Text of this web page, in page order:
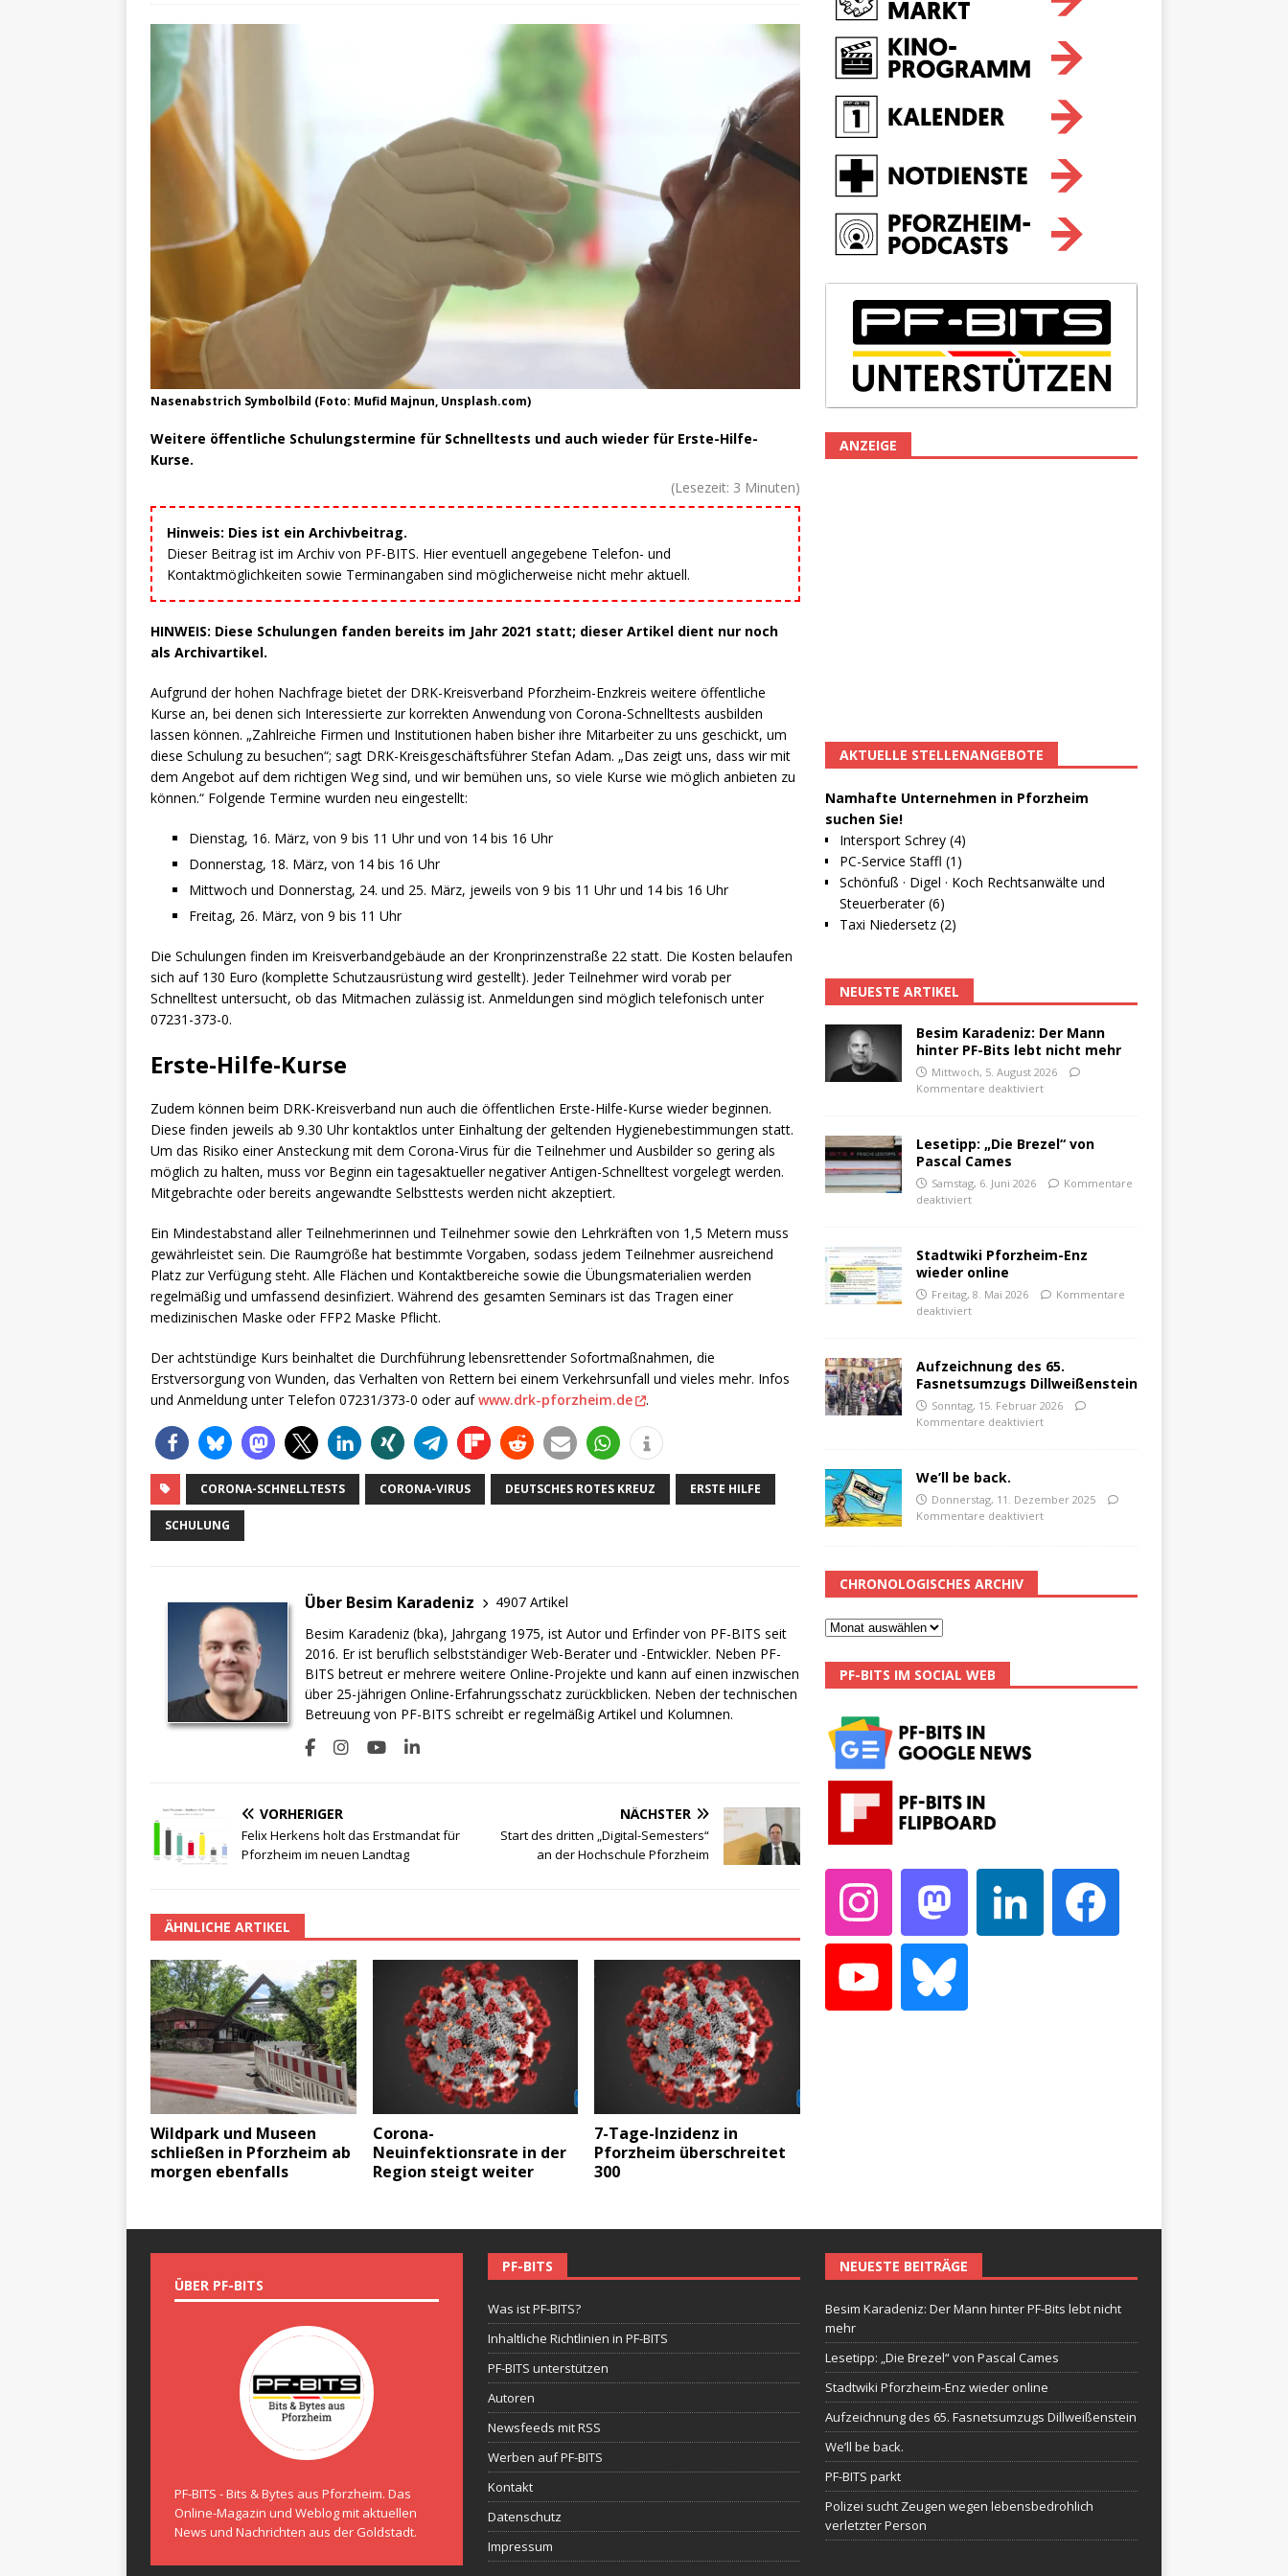
Nasenabstrich Symbolbild (Foto: Mufid Majnun, Unsplash.com)
Weitere öffentliche Schulungstermine für Schnelltests und auch wieder für Erste-Hilfe-
Kurse.
(Lesezeit: 3 Minuten)
Hinweis: Dies ist ein Archivbeitrag.
Dieser Beitrag ist im Archiv von PF-BITS. Hier eventuell angegebene Telefon- und
Kontaktmöglichkeiten sowie Terminangaben sind möglicherweise nicht mehr aktuell.
HINWEIS: Diese Schulungen fanden bereits im Jahr 2021 statt; dieser Artikel dient nur noch
als Archivartikel.
Aufgrund der hohen Nachfrage bietet der DRK-Kreisverband Pforzheim-Enzkreis weitere öffentliche
Kurse an, bei denen sich Interessierte zur korrekten Anwendung von Corona-Schnelltests ausbilden
lassen können. „Zahlreiche Firmen und Institutionen haben bisher ihre Mitarbeiter zu uns geschickt, um
diese Schulung zu besuchen“; sagt DRK-Kreisgeschäftsführer Stefan Adam. „Das zeigt uns, dass wir mit
dem Angebot auf dem richtigen Weg sind, und wir bemühen uns, so viele Kurse wie möglich anbieten zu
können.“ Folgende Termine wurden neu eingestellt:
Dienstag, 16. März, von 9 bis 11 Uhr und von 14 bis 16 Uhr
Donnerstag, 18. März, von 14 bis 16 Uhr
Mittwoch und Donnerstag, 24. und 25. März, jeweils von 9 bis 11 Uhr und 14 bis 16 Uhr
Freitag, 26. März, von 9 bis 11 Uhr
Die Schulungen finden im Kreisverbandgebäude an der Kronprinzenstraße 22 statt. Die Kosten belaufen
sich auf 130 Euro (komplette Schutzausrüstung wird gestellt). Jeder Teilnehmer wird vorab per
Schnelltest untersucht, ob das Mitmachen zulässig ist. Anmeldungen sind möglich telefonisch unter
07231-373-0.
Erste-Hilfe-Kurse
Zudem können beim DRK-Kreisverband nun auch die öffentlichen Erste-Hilfe-Kurse wieder beginnen.
Diese finden jeweils ab 9.30 Uhr kontaktlos unter Einhaltung der geltenden Hygienebestimmungen statt.
Um das Risiko einer Ansteckung mit dem Corona-Virus für die Teilnehmer und Ausbilder so gering als
möglich zu halten, muss vor Beginn ein tagesaktueller negativer Antigen-Schnelltest vorgelegt werden.
Mitgebrachte oder bereits angewandte Selbsttests werden nicht akzeptiert.
Ein Mindestabstand aller Teilnehmerinnen und Teilnehmer sowie den Lehrkräften von 1,5 Metern muss
gewährleistet sein. Die Raumgröße hat bestimmte Vorgaben, sodass jedem Teilnehmer ausreichend
Platz zur Verfügung steht. Alle Flächen und Kontaktbereiche sowie die Übungsmaterialien werden
regelmäßig und umfassend desinfiziert. Während des gesamten Seminars ist das Tragen einer
medizinischen Maske oder FFP2 Maske Pflicht.
Der achtstündige Kurs beinhaltet die Durchführung lebensrettender Sofortmaßnahmen, die
Erstversorgung von Wunden, das Verhalten von Rettern bei einem Verkehrsunfall und vieles mehr. Infos
und Anmeldung unter Telefon 07231/373-0 oder aufwww.drk-pforzheim.de .
CORONA-SCHNELLTESTS CORONA-VIRUS DEUTSCHES ROTES KREUZ ERSTE HILFE
SCHULUNG
Über Besim Karadeniz
4907 Artikel
Besim Karadeniz (bka), Jahrgang 1975, ist Autor und Erfinder von PF-BITS seit
2016. Er ist beruflich selbstständiger Web-Berater und -Entwickler. Neben PF-
BITS betreut er mehrere weitere Online-Projekte und kann auf einen inzwischen
über 25-jährigen Online-Erfahrungsschatz zurückblicken. Neben der technischen
Betreuung von PF-BITS schreibt er regelmäßig Artikel und Kolumnen.
VORHERIGER
Felix Herkens holt das Erstmandat für
Pforzheim im neuen Landtag
NÄCHSTER
Start des dritten „Digital-Semesters“
an der Hochschule Pforzheim
ÄHNLICHE ARTIKEL
Wildpark und Museen
schließen in Pforzheim ab
morgen ebenfalls
Corona-
Neuinfektionsrate in der
Region steigt weiter
7-Tage-Inzidenz in
Pforzheim überschreitet
300
ANZEIGE
AKTUELLE STELLENANGEBOTE
Namhafte Unternehmen in Pforzheim
suchen Sie!
Intersport Schrey (4)
PC-Service Staffl (1)
Schönfuß · Digel · Koch Rechtsanwälte und
Steuerberater (6)
Taxi Niedersetz (2)
NEUESTE ARTIKEL
Besim Karadeniz: Der Mann
hinter PF-Bits lebt nicht mehr
Mittwoch, 5. August 2026
Kommentare deaktiviert
Lesetipp: „Die Brezel“ von
Pascal Cames
Samstag, 6. Juni 2026
Kommentare
deaktiviert
Stadtwiki Pforzheim-Enz
wieder online
Freitag, 8. Mai 2026
Kommentare
deaktiviert
Aufzeichnung des 65.
Fasnetsumzugs Dillweißenstein
Sonntag, 15. Februar 2026
Kommentare deaktiviert
We’ll be back.
Donnerstag, 11. Dezember 2025
Kommentare deaktiviert
CHRONOLOGISCHES ARCHIV
PF-BITS IM SOCIAL WEB
ÜBER PF-BITS
PF-BITS - Bits & Bytes aus Pforzheim. Das
Online-Magazin und Weblog mit aktuellen
News und Nachrichten aus der Goldstadt.
PF-BITS
Was ist PF-BITS?
Inhaltliche Richtlinien in PF-BITS
PF-BITS unterstützen
Autoren
Newsfeeds mit RSS
Werben auf PF-BITS
Kontakt
Datenschutz
Impressum
NEUESTE BEITRÄGE
Besim Karadeniz: Der Mann hinter PF-Bits lebt nicht
mehr
Lesetipp: „Die Brezel“ von Pascal Cames
Stadtwiki Pforzheim-Enz wieder online
Aufzeichnung des 65. Fasnetsumzugs Dillweißenstein
We’ll be back.
PF-BITS parkt
Polizei sucht Zeugen wegen lebensbedrohlich
verletzter Person